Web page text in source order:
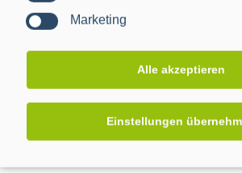
Marketing
Alle akzeptieren
Einstellungen
Smart Grid Forums